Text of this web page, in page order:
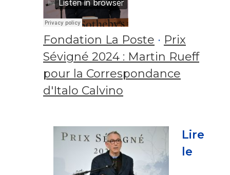
Fondation La Poste · Prix
Sévigné 2024 : Martin Rueff
pour la Correspondance
d'Italo Calvino
Lire
le